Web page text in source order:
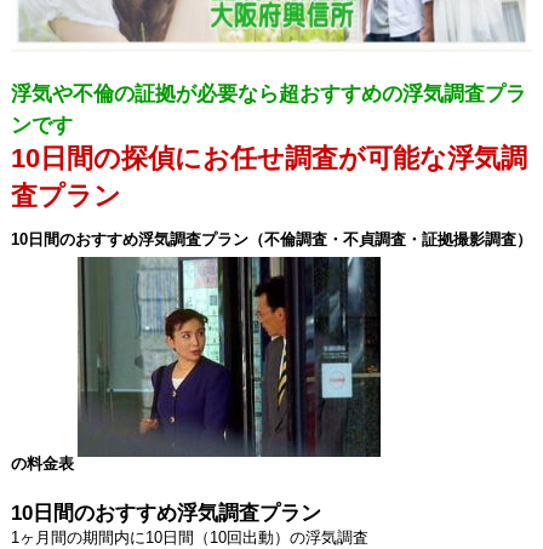
浮気や不倫の証拠が必要なら超おすすめの浮気調査プラ
ンです
10日間の探偵にお任せ調査が可能な浮気調
査プラン
10日間のおすすめ浮気調査プラン（不倫調査・不貞調査・証拠撮影調査）
の料金表
10日間のおすすめ浮気調査プラン
1ヶ月間の期間内に10日間（10回出動）の浮気調査